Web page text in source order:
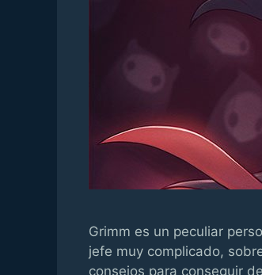
Grimm es un peculiar
jefe muy complicado,
consejos para conseguir